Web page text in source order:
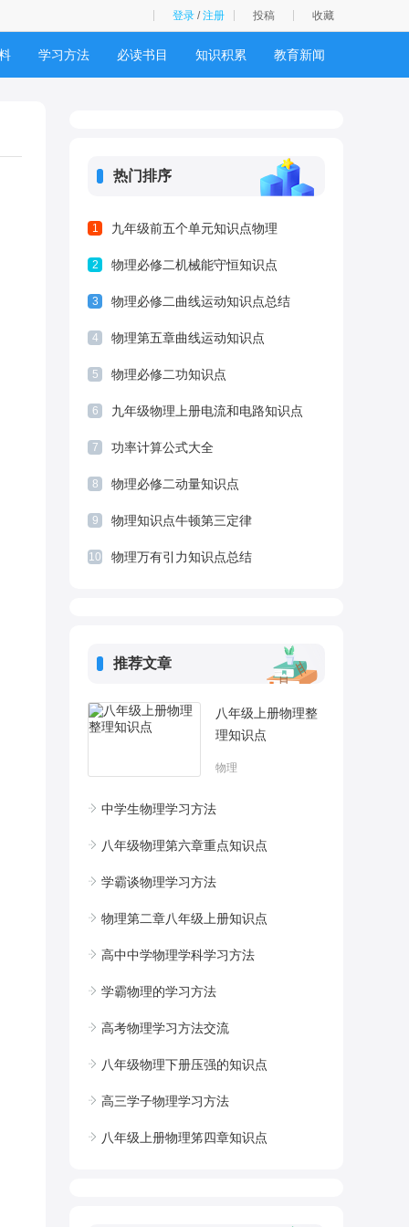
登录 /注册 投稿 收藏
学习方法 必读书目 知识积累 教育新闻
热门排序
1 九年级前五个单元知识点物理
2 物理必修二机械能守恒知识点
3 物理必修二曲线运动知识点总结
4 物理第五章曲线运动知识点
5 物理必修二功知识点
6 九年级物理上册电流和电路知识点
7 功率计算公式大全
8 物理必修二动量知识点
9 物理知识点牛顿第三定律
10 物理万有引力知识点总结
推荐文章
八年级上册物理整
理知识点
物理
中学生物理学习方法
八年级物理第六章重点知识点
学霸谈物理学习方法
物理第二章八年级上册知识点
高中中学物理学科学习方法
学霸物理的学习方法
高考物理学习方法交流
八年级物理下册压强的知识点
高三学子物理学习方法
八年级上册物理笫四章知识点